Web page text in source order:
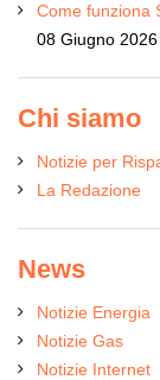
Come funziona
08 Giugno 2026
Chi siamo
Notizie per
La Redazione
News
Notizie Energia
Notizie Gas
Notizie Internet